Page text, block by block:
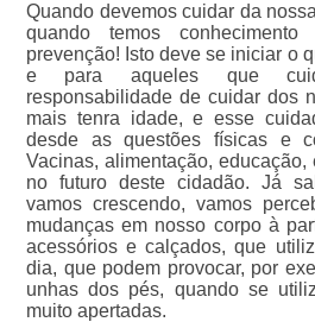
Quando devemos cuidar da
quando temos
prevenção! Isto deve se iniciar o
e para aqueles que
responsabilidade de cuidar dos
mais tenra idade, e esse
desde as questões físicas e
Vacinas, alimentação, educação,
no futuro deste cidadão. Já
vamos crescendo, vamos
mudanças em nosso corpo à
acessórios e calçados, que
dia, que podem provocar, por
unhas dos pés, quando se
muito apertadas.